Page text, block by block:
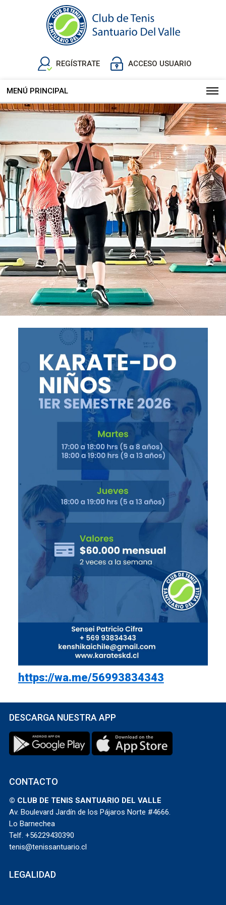
REGÍSTRATE ACCESO USUARIO
MENÚ PRINCIPAL
https://wa.me/56993834343
DESCARGA NUESTRA APP
CONTACTO
© CLUB DE TENIS SANTUARIO DEL VALLE
Av. Boulevard Jardín de los Pájaros Norte #4666.
Lo Barnechea
Telf. +56229430390
tenis@tenissantuario.cl
LEGALIDAD